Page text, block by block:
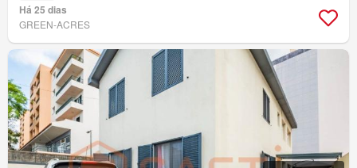
Há 25 dias
GREEN-ACRES